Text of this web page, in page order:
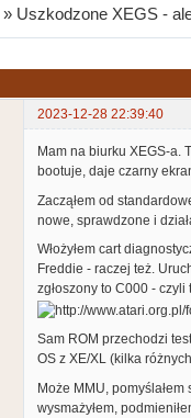
» Uszkodzone XEGS -
2023-12-28 22:39:40
Mam na biurku XEGS-a.
bootuje, daje czarny
Zacząłem od
nowe, sprawdzone i
Włożyłem cart
Freddie - raczej też.
zgłoszony to C000 -
Sam ROM przechodzi
OS z XE/XL (kilka
Może MMU,
wysmażyłem,